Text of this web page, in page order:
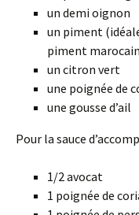
un demi oignon
un piment
piment
un citron vert
une poignée de
une gousse d’ail
Pour la sauce
1/2 avocat
1 poignée de